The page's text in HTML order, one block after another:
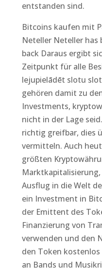
entstanden sind.
Bitcoins kaufen mit
Neteller Neteller
back Daraus ergibt
Zeitpunkt für alle
lejupielādēt slotu
gehören damit zu
Investments,
nicht in der Lage
richtig greifbar, dies
vermitteln. Auch
größten
Ausflug in die Welt
ein Investment in
der Emittent des
Finanzierung von
verwenden und den
den Token
an Bands und